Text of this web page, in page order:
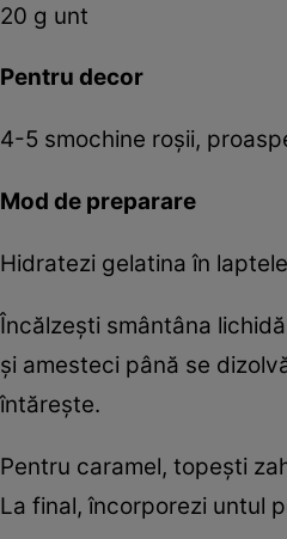
20 g unt
Pentru decor
4-5 smochine roșii,
Mod de preparare
Hidratezi gelatina în
Încălzești smântâna
și amesteci până se
întărește.
Pentru caramel, topești
La final, încorporezi untul